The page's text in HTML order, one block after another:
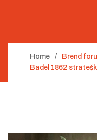
Home
Brend
Badel 1862